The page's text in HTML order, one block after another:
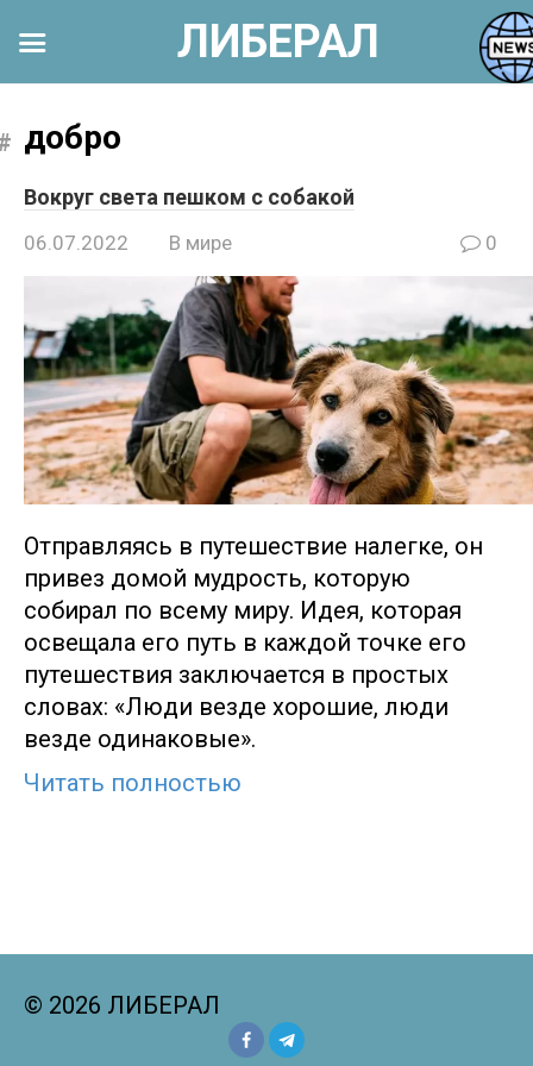
к
контенту
добро
Вокруг света пешком с собакой
06.07.2022 В мире 0
Отправляясь в путешествие налегке, он
привез домой мудрость, которую
собирал по всему миру. Идея, которая
освещала его путь в каждой точке его
путешествия заключается в простых
словах: «Люди везде хорошие, люди
везде одинаковые».
Читать полностью
© 2026 ЛИБЕРАЛ
ЛИБЕРАЛ